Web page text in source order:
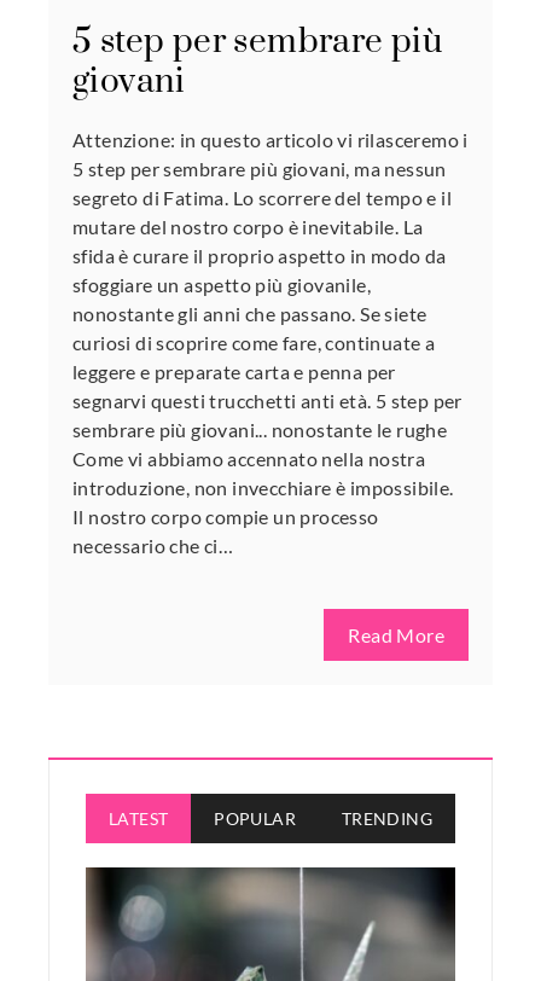
5 step per sembrare più
giovani
Attenzione: in questo articolo vi rilasceremo i
5 step per sembrare più giovani, ma nessun
segreto di Fatima. Lo scorrere del tempo e il
mutare del nostro corpo è inevitabile. La
sfida è curare il proprio aspetto in modo da
sfoggiare un aspetto più giovanile,
nonostante gli anni che passano. Se siete
curiosi di scoprire come fare, continuate a
leggere e preparate carta e penna per
segnarvi questi trucchetti anti età. 5 step per
sembrare più giovani... nonostante le rughe
Come vi abbiamo accennato nella nostra
introduzione, non invecchiare è impossibile.
Il nostro corpo compie un processo
necessario che ci…
Read More
LATEST POPULAR TRENDING